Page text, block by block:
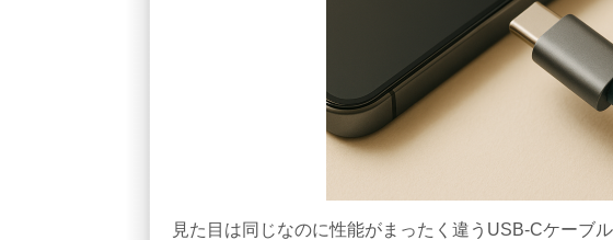
見た目は同じなのに性能がまったく違うUSB‑Cケーブ